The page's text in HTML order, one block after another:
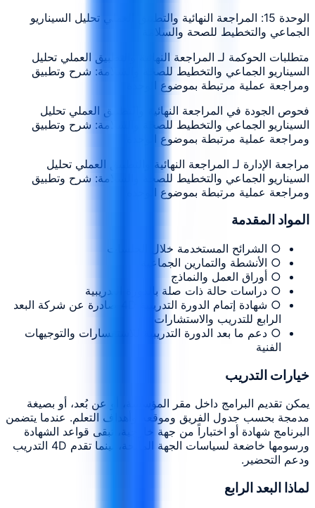
الوحدة 15: المراجعة النهائية والتطبيق العملي تحليل السيناريو
الجماعي والتخطيط للصحة والسلامة
متطلبات الحوكمة لـ المراجعة النهائية والتطبيق العملي تحليل
السيناريو الجماعي والتخطيط للصحة والسلامة: شرح وتطبيق
ومراجعة عملية مرتبطة بموضوع الوحدة
فحوص الجودة في المراجعة النهائية والتطبيق العملي تحليل
السيناريو الجماعي والتخطيط للصحة والسلامة: شرح وتطبيق
ومراجعة عملية مرتبطة بموضوع الوحدة
مراجعة الإدارة لـ المراجعة النهائية والتطبيق العملي تحليل
السيناريو الجماعي والتخطيط للصحة والسلامة: شرح وتطبيق
ومراجعة عملية مرتبطة بموضوع الوحدة
المواد المقدمة
○ الشرائح المستخدمة خلال الجلسات
○ الأنشطة والتمارين الجماعية
○ أوراق العمل والنماذج
○ دراسات حالة ذات صلة بالدورة التدريبية
○ شهادة إتمام الدورة التدريبية 4D صادرة عن شركة البعد
الرابع للتدريب والاستشارات
○ دعم ما بعد الدورة التدريبية للاستفسارات والتوجيهات
الفنية
خيارات التدريب
يمكن تقديم البرامج داخل مقر المؤسسة، أو عن بُعد، أو بصيغة
مدمجة بحسب جدول الفريق وموقعه وأهداف التعلم. عندما يتضمن
البرنامج شهادة أو اختباراً من جهة خارجية، تبقى قواعد الشهادة
ورسومها خاضعة لسياسات الجهة المانحة، بينما تقدم 4D التدريب
ودعم التحضير.
لماذا البعد الرابع